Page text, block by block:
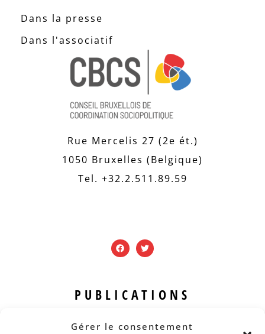
Gérer le consentement
Dans la presse
Dans l'associatif
Rue Mercelis 27 (2e ét.)
1050 Bruxelles (Belgique)
Tel. +32.2.511.89.59
PUBLICATIONS
Revue B.I.S.